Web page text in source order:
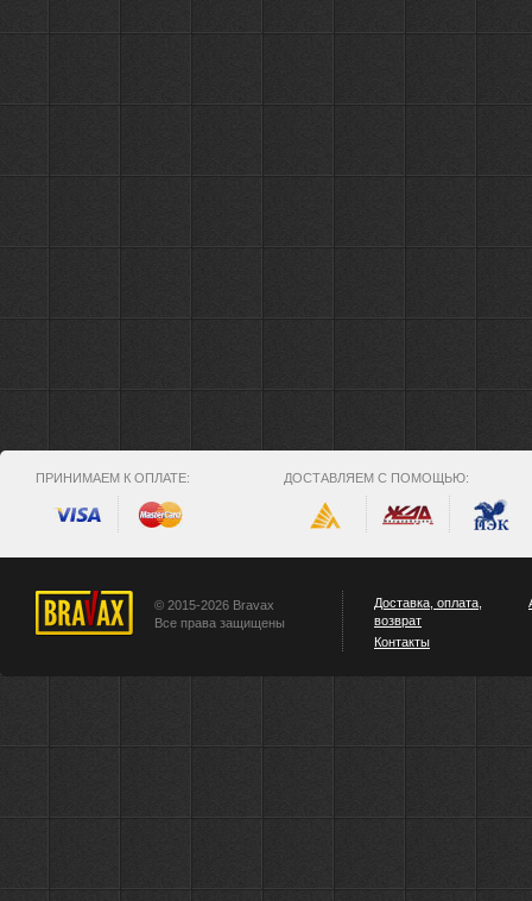
ПРИНИМАЕМ К ОПЛАТЕ: ДОСТАВЛЯЕМ С ПОМОЩЬЮ:
© 2015-2026 Bravax
Все права защищены
Доставка, оплата,
возврат
Контакты